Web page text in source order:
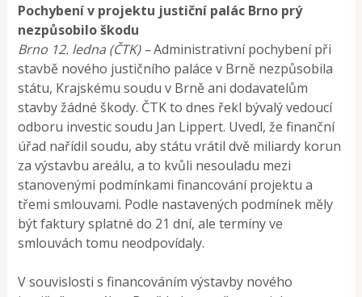
Pochybení v projektu justiční palác Brno prý
nezpůsobilo škodu
Brno 12. ledna (ČTK) –Administrativní pochybení při
stavbě nového justičního paláce v Brně nezpůsobila
státu, Krajskému soudu v Brně ani dodavatelům
stavby žádné škody. ČTK to dnes řekl bývalý vedoucí
odboru investic soudu Jan Lippert. Uvedl, že finanční
úřad nařídil soudu, aby státu vrátil dvě miliardy korun
za výstavbu areálu, a to kvůli nesouladu mezi
stanovenými podmínkami financování projektu a
třemi smlouvami. Podle nastavených podmínek měly
být faktury splatné do 21 dní, ale termíny ve
smlouvách tomu neodpovídaly.
V souvislosti s financováním výstavby nového